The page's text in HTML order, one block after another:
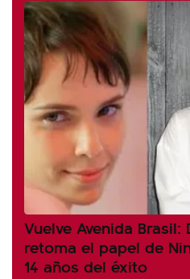
Vuelve Avenida Brasil:
retoma el papel de
14 años del éxito